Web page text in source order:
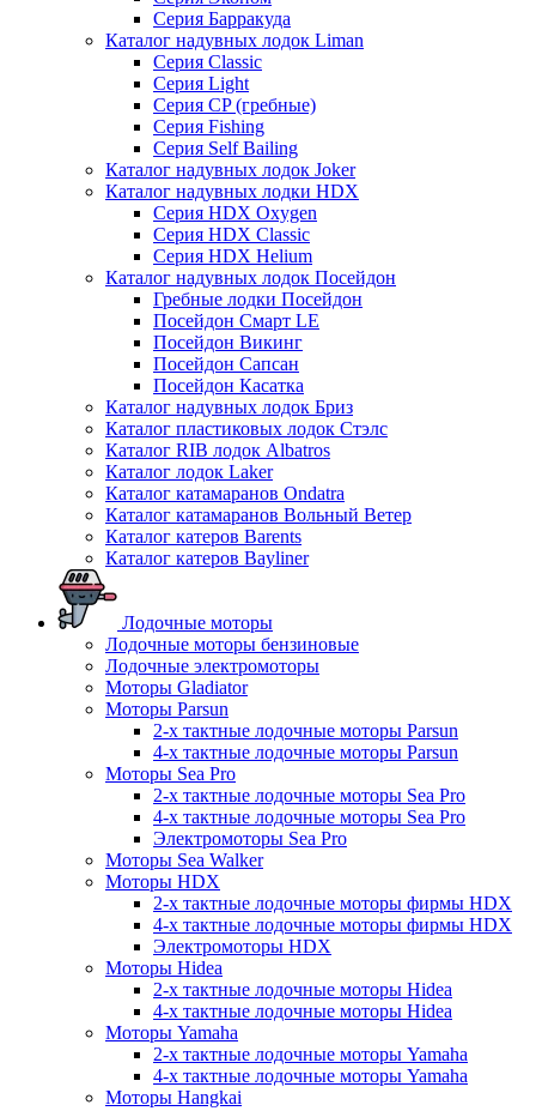
Серия Барракуда
Каталог надувных лодок Liman
Серия Classic
Серия Light
Серия CP (гребные)
Серия Fishing
Серия Self Bailing
Каталог надувных лодок Joker
Каталог надувных лодки HDX
Серия HDX Oxygen
Серия HDX Classic
Серия HDX Helium
Каталог надувных лодок Посейдон
Гребные лодки Посейдон
Посейдон Смарт LE
Посейдон Викинг
Посейдон Сапсан
Посейдон Касатка
Каталог надувных лодок Бриз
Каталог пластиковых лодок Стэлс
Каталог RIB лодок Albatros
Каталог лодок Laker
Каталог катамаранов Ondatra
Каталог катамаранов Вольный Ветер
Каталог катеров Barents
Каталог катеров Bayliner
Лодочные моторы
Лодочные моторы бензиновые
Лодочные электромоторы
Моторы Gladiator
Моторы Parsun
2-х тактные лодочные моторы Parsun
4-х тактные лодочные моторы Parsun
Моторы Sea Pro
2-х тактные лодочные моторы Sea Pro
4-х тактные лодочные моторы Sea Pro
Электромоторы Sea Pro
Моторы Sea Walker
Моторы HDX
2-х тактные лодочные моторы фирмы HDX
4-х тактные лодочные моторы фирмы HDX
Электромоторы HDX
Моторы Hidea
2-х тактные лодочные моторы Hidea
4-х тактные лодочные моторы Hidea
Моторы Yamaha
2-х тактные лодочные моторы Yamaha
4-х тактные лодочные моторы Yamaha
Моторы Hangkai